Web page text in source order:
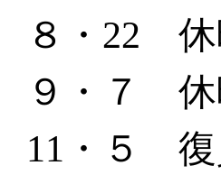
８・ 22 休
９・７ 休
11 ・５ 復